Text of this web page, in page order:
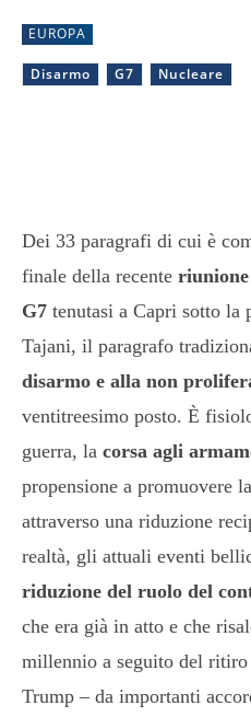
EUROPA
Disarmo G7 Nucleare
Dei 33 paragrafi di cui è
finale della recente
G7 tenutasi a Capri sotto la
Tajani, il paragrafo
disarmo e alla non
ventitreesimo posto. È
guerra, la corsa agli
propensione a promuovere
attraverso una riduzione
realtà, gli attuali eventi
riduzione del ruolo del
che era già in atto e che
millennio a seguito del
Trump – da importanti